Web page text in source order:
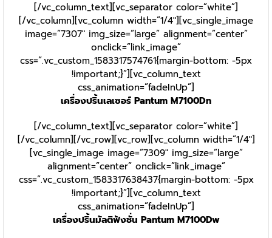
[/vc_column_text][vc_separator color=”white”]
[/vc_column][vc_column width=”1/4″][vc_single_image
image=”7307″ img_size=”large” alignment=”center”
onclick=”link_image”
css=”.vc_custom_1583317574761{margin-bottom: -5px
!important;}”][vc_column_text
css_animation=”fadeInUp”]
เครื่องปริ้นเลเซอร์ Pantum M7100Dn
[/vc_column_text][vc_separator color=”white”]
[/vc_column][/vc_row][vc_row][vc_column width=”1/4″]
[vc_single_image image=”7309″ img_size=”large”
alignment=”center” onclick=”link_image”
css=”.vc_custom_1583317638437{margin-bottom: -5px
!important;}”][vc_column_text
css_animation=”fadeInUp”]
เครื่องปริ้นมัลติฟังชั่น Pantum M7100Dw